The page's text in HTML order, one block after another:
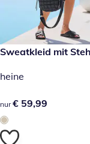
€ 59,99
Sweatkleid mit
heine
€ 59,99
nur € 59,99